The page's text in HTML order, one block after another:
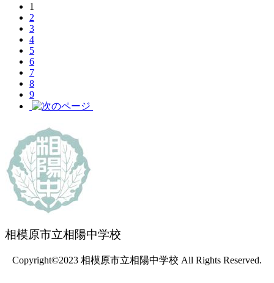
1
2
3
4
5
6
7
8
9
相模原市立相陽中学校
Copyright©2023 相模原市立相陽中学校 All Rights Reserved.